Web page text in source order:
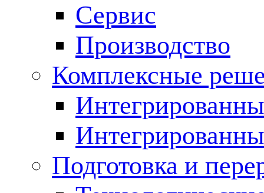
Сервис
Производство
Комплексные
Подготовка и